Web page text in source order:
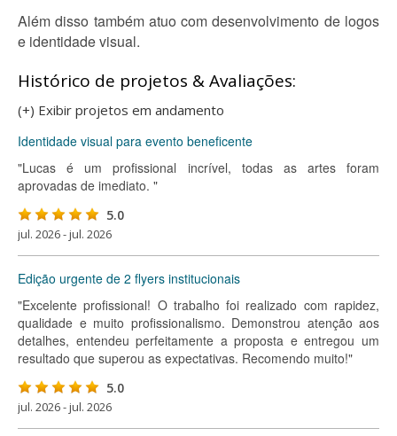
Além disso também atuo com desenvolvimento de logos
e identidade visual.
Histórico de projetos & Avaliações:
(+) Exibir projetos em andamento
Identidade visual para evento beneficente
"Lucas é um profissional incrível, todas as artes foram
aprovadas de imediato. "
5.0
jul. 2026 - jul. 2026
Edição urgente de 2 flyers institucionais
"Excelente profissional! O trabalho foi realizado com rapidez,
qualidade e muito profissionalismo. Demonstrou atenção aos
detalhes, entendeu perfeitamente a proposta e entregou um
resultado que superou as expectativas. Recomendo muito!"
5.0
jul. 2026 - jul. 2026